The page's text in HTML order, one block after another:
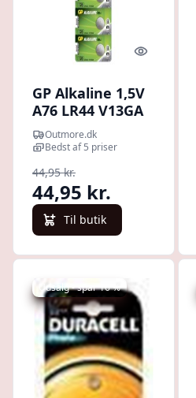
Quick look
GP Alkaline 1,5V
A76 LR44 V13GA
Knapcelle Batteri
- 5 stk.
Outmore.dk
Bedst af 5 priser
44,95 kr.
44,95 kr.
Til butik
Udsalg - spar 16 %